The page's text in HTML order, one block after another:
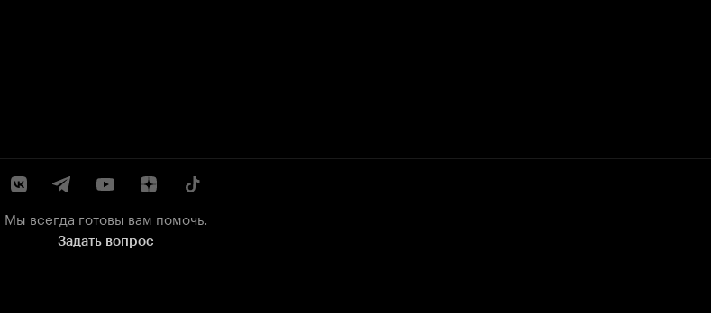
Мы всегда готовы вам помочь.
Задать вопрос